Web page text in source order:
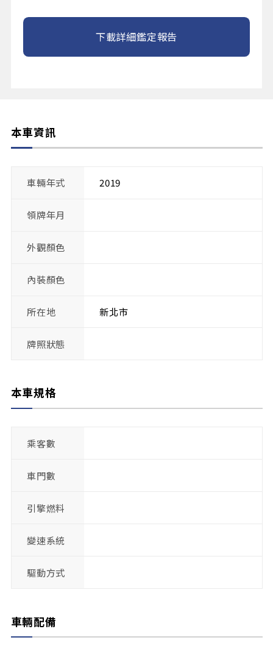
下載詳細鑑定報告
本車資訊
車輛年式 2019
領牌年月
外觀顏色
內裝顏色
所在地 新北市
牌照狀態
本車規格
乘客數
車門數
引擎燃料
變速系統
驅動方式
車輛配備